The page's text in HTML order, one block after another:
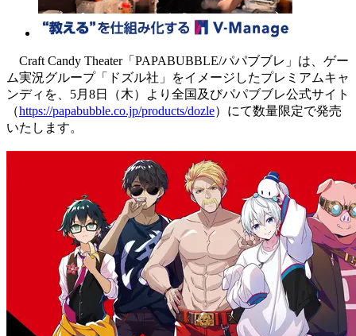
Craft Candy Theater「PAPABUBBLE/パパブブレ」は、ゲー
ム実況グループ「ドズル社」をイメージしたプレミアムキャ
ンディを、5月8日（木）より全国及びパパブブレ公式サイト
（https://papabubble.co.jp/products/dozle）にて数量限定で発売
いたします。